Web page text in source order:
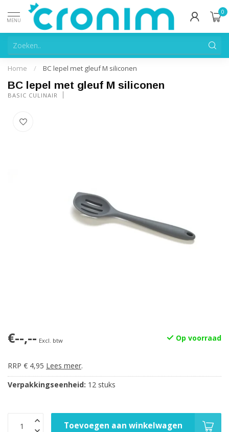
MENU
0
Home / BC lepel met gleuf M siliconen
BC lepel met gleuf M siliconen
BASIC CULINAIR
€--,-- Excl. btw Op voorraad
RRP € 4,95 Lees meer.
Verpakkingseenheid: 12 stuks
Toevoegen aan winkelwagen